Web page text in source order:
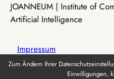
JOANNEUM | Institute of
Artificial Intelligence
Impressum
Zum Ändern Ihrer
Einwilligungen,